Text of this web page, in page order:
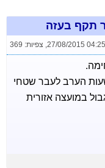
תקף בעזה
27/08/2015 04:25
, צפיות: 369
הערב לעבר שטחי
במועצה אזורית